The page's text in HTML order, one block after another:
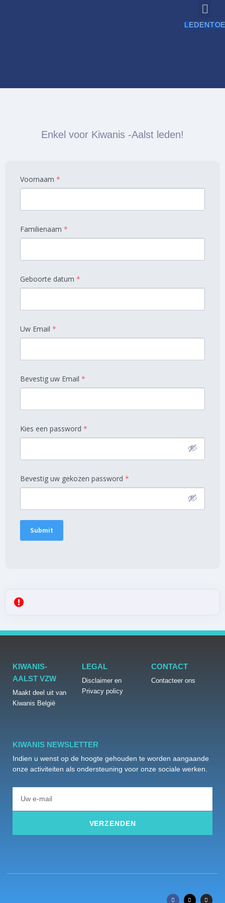
Enkel voor Kiwanis -Aalst leden!
Voornaam *
Familienaam *
Geboorte datum *
Uw Email *
Bevestig uw Email *
Kies een password *
Bevestig uw gekozen password *
Submit
KIWANIS-
AALST VZW
Maakt deel uit van
Kiwanis België
LEGAL
Disclaimer en
Privacy policy
CONTACT
Contacteer ons
KIWANIS NEWSLETTER
Indien u wenst op de hoogte gehouden te worden aangaande
onze activiteiten als ondersteuning voor onze sociale werken.
VERZENDEN